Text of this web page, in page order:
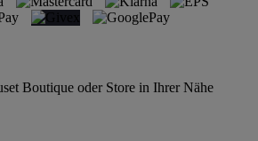
Boutique oder Store in Ihrer Nähe